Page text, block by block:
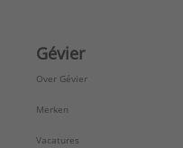
Gévier
Over Gévier
Merken
Vacatures